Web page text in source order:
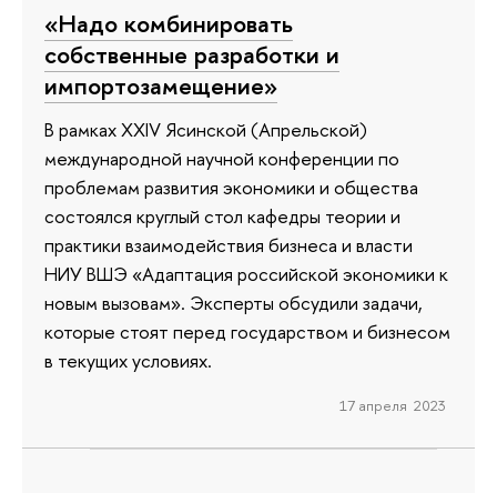
«Надо комбинировать
собственные разработки и
импортозамещение»
В рамках XXIV Ясинской (Апрельской)
международной научной конференции по
проблемам развития экономики и общества
состоялся круглый стол кафедры теории и
практики взаимодействия бизнеса и власти
НИУ ВШЭ «Адаптация российской экономики к
новым вызовам». Эксперты обсудили задачи,
которые стоят перед государством и бизнесом
в текущих условиях.
17 апреля 2023